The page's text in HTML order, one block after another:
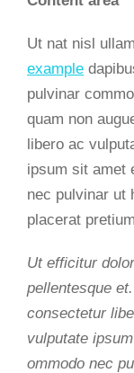
Ut nat nisl
example
pulvinar
quam non
libero ac
ipsum sit amet
nec pulvinar ut
placerat
Ut efficitur
pellentesque
consectetur
vulputate
ommodo nec